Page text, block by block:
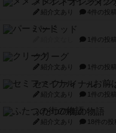
紹介文あり 4件の投稿
パーミッド
1件の投稿
クリーグ
紹介文あり 1件の投稿
セミファイナル ～
紹介文あり 1件の投稿
ふたつの街の物語
紹介文あり 18件の投